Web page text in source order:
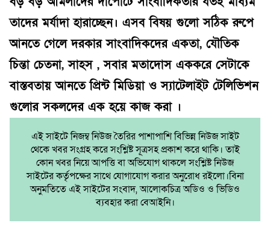
তাদের মর্যাদা হারাচ্ছেন। এসব বিষয় গুলো সঠিক রুপে
আনতে গেলে দরকার সাংবাদিকদের একতা, যৌতিক
চিন্তা চেতনা, সাহস , সবার মতাদোস এককরে সেটাকে
বাস্তবতায় আনতে প্রিন্ট মিডিয়া ও স্যাটেলাইট টেলিভিশন
গুলোর সকলদের এক হয়ে কাজ করা ।
এই সাইটে নিজম্ব নিউজ তৈরির পাশাপাশি বিভিন্ন নিউজ সাইট
থেকে খবর সংগ্রহ করে সংশ্লিষ্ট সূত্রসহ প্রকাশ করে থাকি। তাই
কোন খবর নিয়ে আপত্তি বা অভিযোগ থাকলে সংশ্লিষ্ট নিউজ
সাইটের কর্তৃপক্ষের সাথে যোগাযোগ করার অনুরোধ রইলো।বিনা
অনুমতিতে এই সাইটের সংবাদ, আলোকচিত্র অডিও ও ভিডিও
ব্যবহার করা বেআইনি।